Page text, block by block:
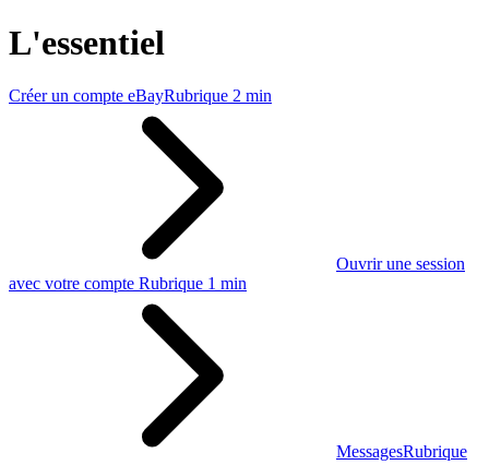
L'essentiel
Créer un compte eBayRubrique 2 min
Ouvrir une session
avec votre compte Rubrique 1 min
MessagesRubrique